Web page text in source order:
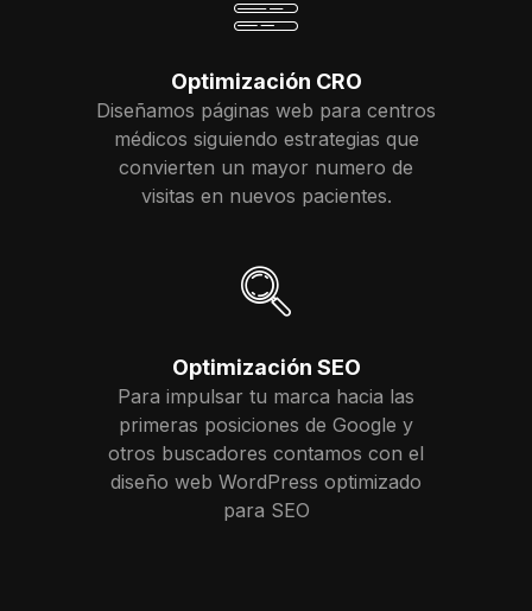
Optimización CRO
Diseñamos páginas web para centros
médicos siguiendo estrategias que
convierten un mayor numero de
visitas en nuevos pacientes.
Optimización SEO
Para impulsar tu marca hacia las
primeras posiciones de Google y
otros buscadores contamos con el
diseño web WordPress optimizado
para SEO